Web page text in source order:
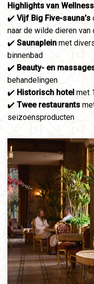
Highlights van
✔️ Vijf Big Five-sauna’s
naar de wilde dieren van
✔️ Saunaplein met
binnenbad
✔️ Beauty- en
behandelingen
✔️ Historisch hotel met
✔️ Twee restaurants
seizoensproducten